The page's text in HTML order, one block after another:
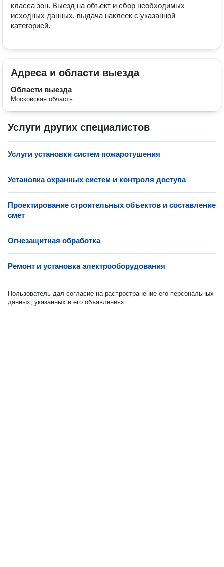
класса зон. Выезд на объект и сбор необходимых
исходных данных, выдача наклеек с указанной
категорией.
Адреса и области выезда
Области выезда
Московская область
Услуги других специалистов
Услуги установки систем пожаротушения
Установка охранных систем и контроля доступа
Проектирование строительных объектов и составление
смет
Огнезащитная обработка
Ремонт и установка электрооборудования
Пользователь дал согласие на распространение его персональных
данных, указанных в его объявлениях